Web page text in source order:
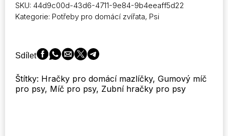
Toy
Play
Rubber
Ball
hračka
pro
SKU: 44d9c00d-43d6-4711-9e84-9b4eeaff5d22
Kategorie: Potřeby pro domácí zvířata, Psi
Sdílet
Štítky: Hračky pro domácí mazlíčky, Gumový míč
pro psy, Míč pro psy, Zubní hračky pro psy